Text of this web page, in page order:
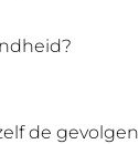
de gevolgen